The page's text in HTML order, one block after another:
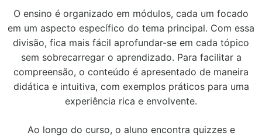
O ensino é organizado em módulos, cada um focado
em um aspecto específico do tema principal. Com essa
divisão, fica mais fácil aprofundar-se em cada tópico
sem sobrecarregar o aprendizado. Para facilitar a
compreensão, o conteúdo é apresentado de maneira
didática e intuitiva, com exemplos práticos para uma
experiência rica e envolvente.
Ao longo do curso, o aluno encontra quizzes e